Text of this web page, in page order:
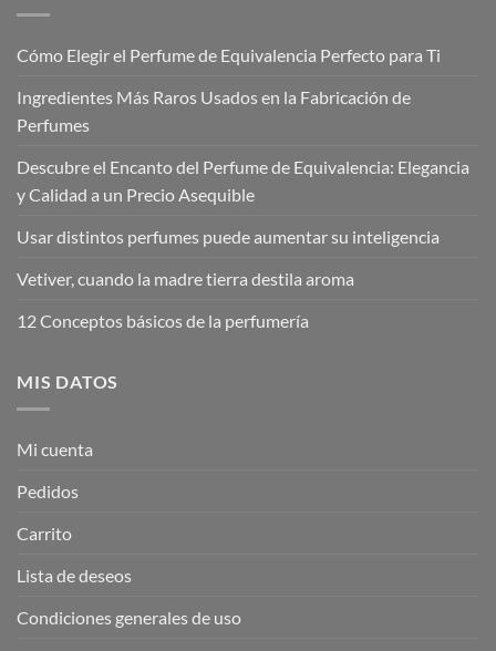
Cómo Elegir el Perfume de Equivalencia Perfecto para Ti
Ingredientes Más Raros Usados en la Fabricación de
Perfumes
Descubre el Encanto del Perfume de Equivalencia: Elegancia
y Calidad a un Precio Asequible
Usar distintos perfumes puede aumentar su inteligencia
Vetiver, cuando la madre tierra destila aroma
12 Conceptos básicos de la perfumería
MIS DATOS
Mi cuenta
Pedidos
Carrito
Lista de deseos
Condiciones generales de uso